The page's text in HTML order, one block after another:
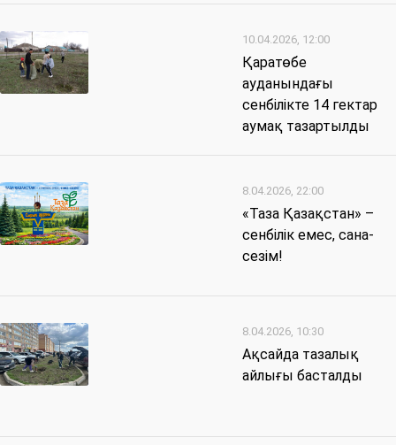
10.04.2026, 12:00
Қаратөбе
ауданындағы
сенбілікте 14 гектар
аумақ тазартылды
8.04.2026, 22:00
«Таза Қазақстан» –
сенбілік емес, сана-
сезім!
8.04.2026, 10:30
Ақсайда тазалық
айлығы басталды